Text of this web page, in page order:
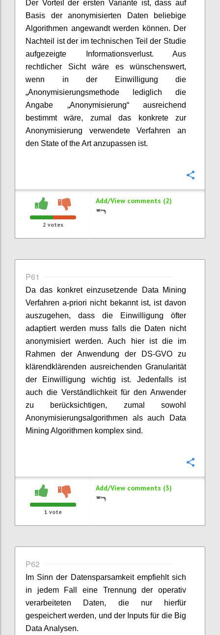
Der Vorteil der ersten Variante ist, dass auf
Basis der anonymisierten Daten beliebige
Algorithmen angewandt werden können. Der
Nachteil ist der im technischen Teil der Studie
aufgezeigte Informationsverlust. Aus
rechtlicher Sicht wäre es wünschenswert,
wenn in der Einwilligung die
„Anonymisierungsmethode lediglich die
Angabe „Anonymisierung“ ausreichend
bestimmt wäre, zumal das konkrete zur
Anonymisierung verwendete Verfahren an
den State of the Art anzupassen ist.
2 votes
Add/View comments (2)
P61
Da das konkret einzusetzende Data Mining
Verfahren a-priori nicht bekannt ist, ist davon
auszugehen, dass die Einwilligung öfter
adaptiert werden muss falls die Daten nicht
anonymisiert werden. Auch hier ist die im
Rahmen der Anwendung der DS-GVO zu
klärendklärenden ausreichenden Granularität
der Einwilligung wichtig ist. Jedenfalls ist
auch die Verständlichkeit für den Anwender
zu berücksichtigen, zumal sowohl
Anonymisierungsalgorithmen als auch Data
Mining Algorithmen komplex sind.
1 vote
Add/View comments (3)
P62
Im Sinn der Datensparsamkeit empfiehlt sich
in jedem Fall eine Trennung der operativ
verarbeiteten Daten, die nur hierfür
gespeichert werden, und der Inputs für die Big
Data Analysen.